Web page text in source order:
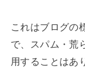
これはブログの
で、スパム・荒
用することはあ